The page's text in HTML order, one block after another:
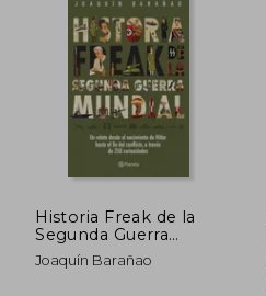
Historia Freak de la
Segunda Guerra
Mundial (in Spanish)
Joaquín Barañao